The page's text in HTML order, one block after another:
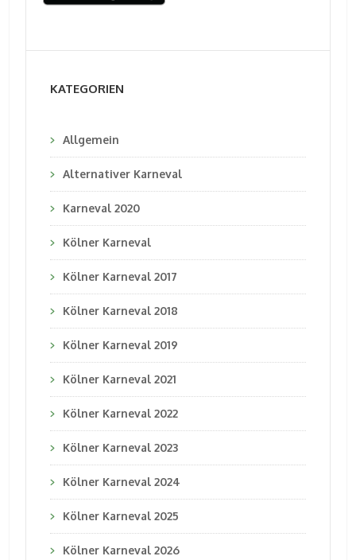
KATEGORIEN
Allgemein
Alternativer Karneval
Karneval 2020
Kölner Karneval
Kölner Karneval 2017
Kölner Karneval 2018
Kölner Karneval 2019
Kölner Karneval 2021
Kölner Karneval 2022
Kölner Karneval 2023
Kölner Karneval 2024
Kölner Karneval 2025
Kölner Karneval 2026